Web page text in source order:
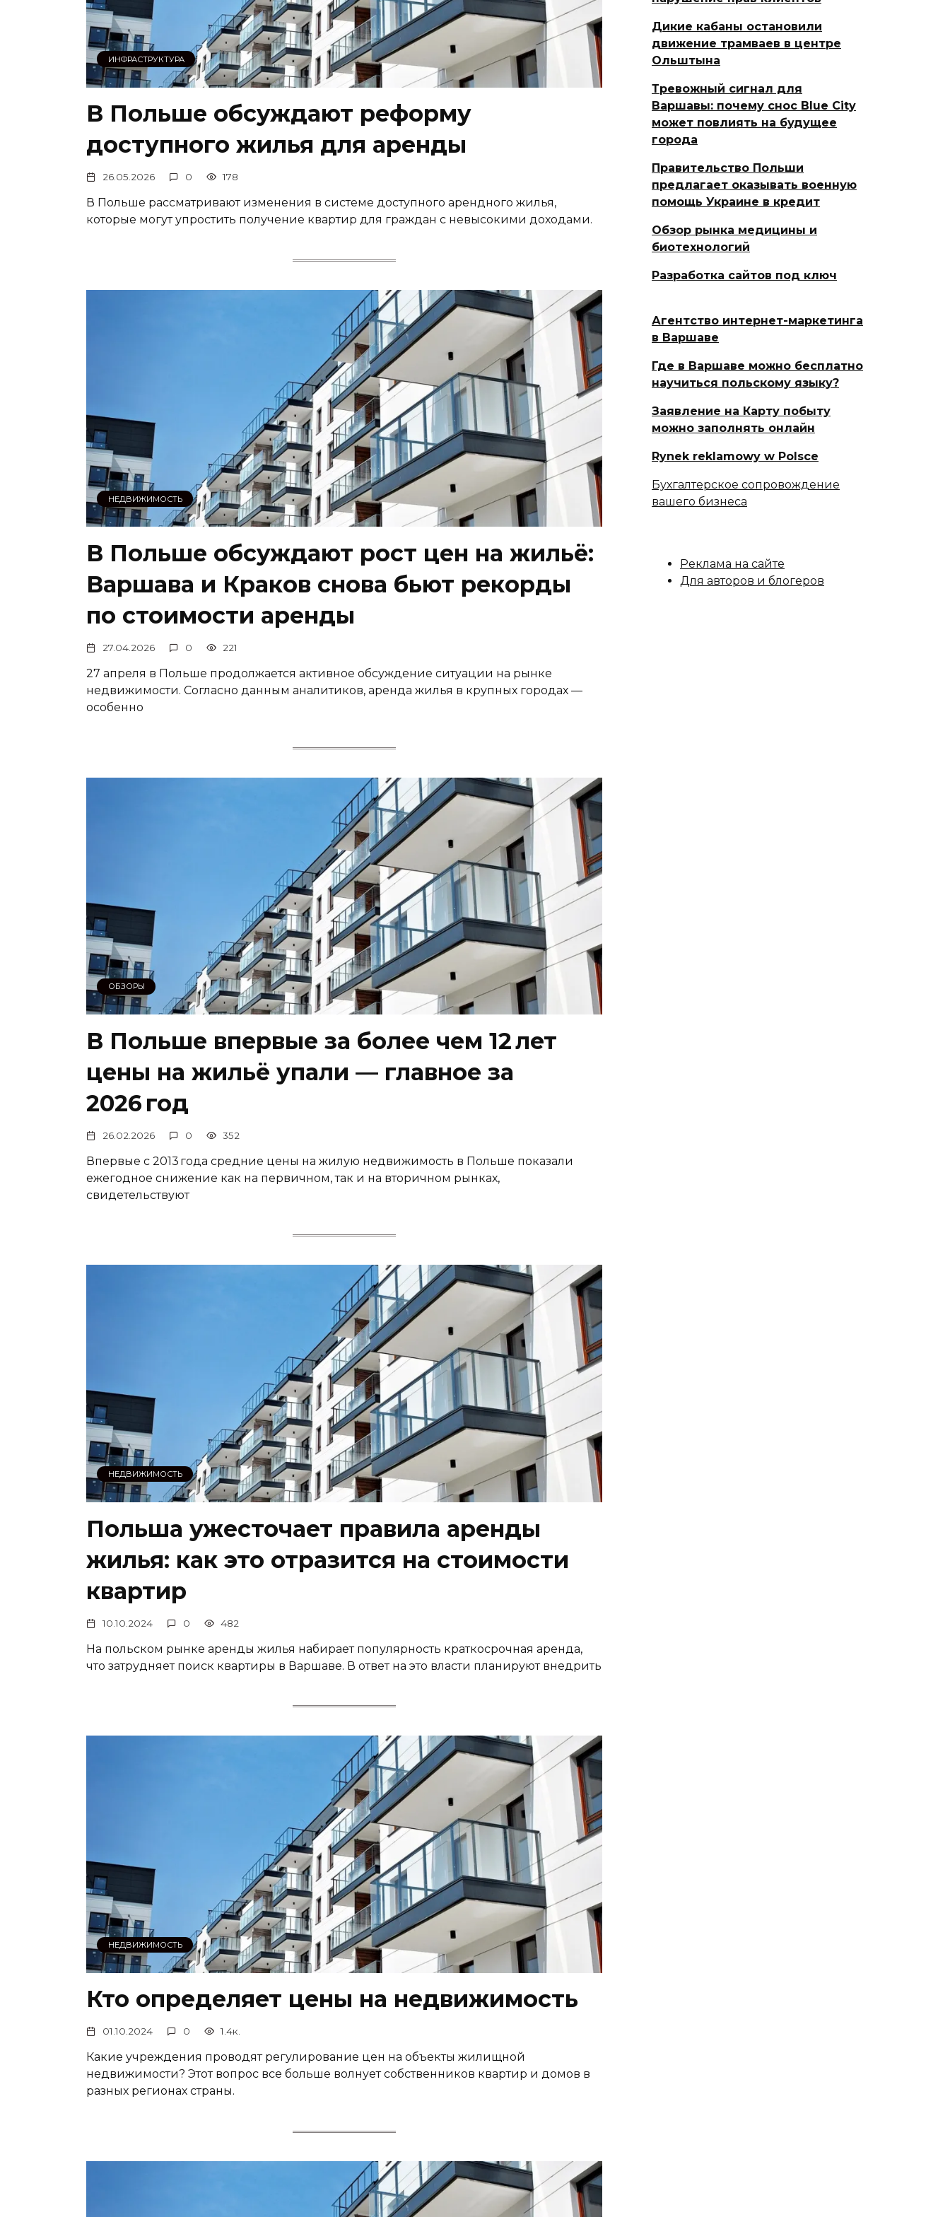
ИНФРАСТРУКТУРА
В Польше обсуждают реформу
доступного жилья для аренды
26.05.2026 0 178
В Польше рассматривают изменения в системе доступного арендного жилья,
которые могут упростить получение квартир для граждан с невысокими доходами.
НЕДВИЖИМОСТЬ
В Польше обсуждают рост цен на жильё:
Варшава и Краков снова бьют рекорды
по стоимости аренды
27.04.2026 0 221
27 апреля в Польше продолжается активное обсуждение ситуации на рынке
недвижимости. Согласно данным аналитиков, аренда жилья в крупных городах —
особенно
ОБЗОРЫ
В Польше впервые за более чем 12 лет
цены на жильё упали — главное за
2026 год
26.02.2026 0 352
Впервые с 2013 года средние цены на жилую недвижимость в Польше показали
ежегодное снижение как на первичном, так и на вторичном рынках,
свидетельствуют
НЕДВИЖИМОСТЬ
Польша ужесточает правила аренды
жилья: как это отразится на стоимости
квартир
10.10.2024 0 482
На польском рынке аренды жилья набирает популярность краткосрочная аренда,
что затрудняет поиск квартиры в Варшаве. В ответ на это власти планируют внедрить
НЕДВИЖИМОСТЬ
Кто определяет цены на недвижимость
01.10.2024 0 1.4к.
Какие учреждения проводят регулирование цен на объекты жилищной
недвижимости? Этот вопрос все больше волнует собственников квартир и домов в
разных регионах страны.
Дикие кабаны остановили
движение трамваев в центре
Ольштына
Тревожный сигнал для
Варшавы: почему снос Blue City
может повлиять на будущее
города
Правительство Польши
предлагает оказывать военную
помощь Украине в кредит
Обзор рынка медицины и
биотехнологий
Разработка сайтов под ключ
Агентство интернет-маркетинга
в Варшаве
Где в Варшаве можно бесплатно
научиться польскому языку?
Заявление на Карту побыту
можно заполнять онлайн
Rynek reklamowy w Polsce
Бухгалтерское сопровождение
вашего бизнеса
Реклама на сайте
Для авторов и блогеров